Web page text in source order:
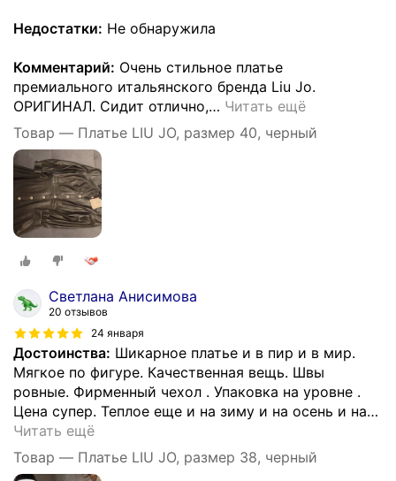
Недостатки: Не обнаружила
Комментарий: Очень стильное платье
премиального итальянского бренда Liu Jo.
ОРИГИНАЛ. Сидит отлично,… Читать ещё
Товар — Платье LIU JO, размер 40, черный
Светлана Анисимова
20 отзывов
24 января
Достоинства: Шикарное платье и в пир и в мир.
Мягкое по фигуре. Качественная вещь. Швы
ровные. Фирменный чехол . Упаковка на уровне .
Цена супер. Теплое еще и на зиму и на осень и на…
Читать ещё
Товар — Платье LIU JO, размер 38, черный